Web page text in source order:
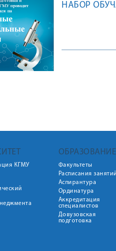
НАБОР
КГМУ
ОБРАЗОВАНИЕ
Факультеты
Расписания занятий
Аспирантура
Ординатура
Аккредитация
специалистов
Довузовская
подготовка